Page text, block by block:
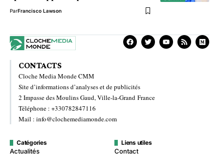
ParFrancisco Lawson
CONTACTS
Cloche Media Monde CMM
Site d’informations d’analyses et de publicités
2 Impasse des Moulins Gaud, Ville-la-Grand France
Téléphone : +330782847116
Mail : info@clochemediamonde.com
Catégories
Actualités
Liens utiles
Contact